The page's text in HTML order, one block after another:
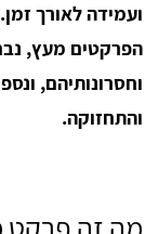
ועמידה לאורך
הפרקטים מעץ,
וחסרונותיהם,
והתחזוקה.